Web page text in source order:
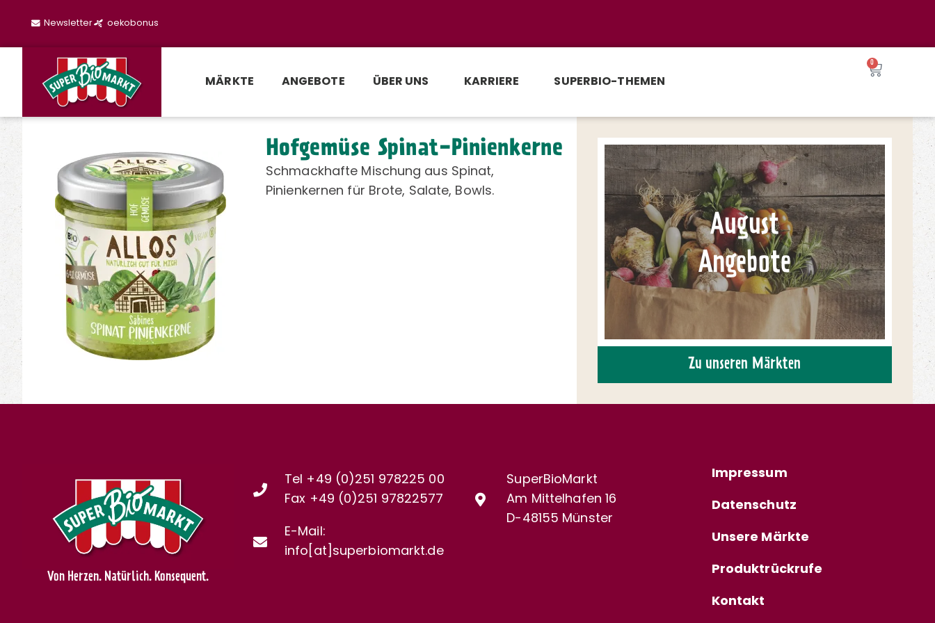
Newsletter oekobonus
MÄRKTE ANGEBOTE ÜBER UNS KARRIERE SUPERBIO-THEMEN
0
Hofgemüse Spinat-Pinienkerne
Schmackhafte Mischung aus Spinat,
Pinienkernen für Brote, Salate, Bowls.
August
Angebote
Zu unseren Märkten
Von Herzen. Natürlich. Konsequent.
Tel +49 (0)251 978225 00
Fax +49 (0)251 97822577
E-Mail:
info[at]superbiomarkt.de
SuperBioMarkt
Am Mittelhafen 16
D-48155 Münster
Impressum
Datenschutz
Unsere Märkte
Produktrückrufe
Kontakt